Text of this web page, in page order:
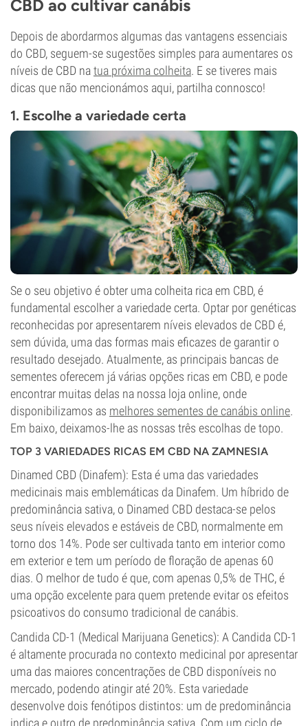
CBD ao cultivar canábis
Depois de abordarmos algumas das vantagens essenciais
do CBD, seguem-se sugestões simples para aumentares os
níveis de CBD natua próxima colheita. E se tiveres mais
dicas que não mencionámos aqui, partilha connosco!
1. Escolhe a variedade certa
Se o seu objetivo é obter uma colheita rica em CBD, é
fundamental escolher a variedade certa. Optar por genéticas
reconhecidas por apresentarem níveis elevados de CBD é,
sem dúvida, uma das formas mais eficazes de garantir o
resultado desejado. Atualmente, as principais bancas de
sementes oferecem já várias opções ricas em CBD, e pode
encontrar muitas delas na nossa loja online, onde
disponibilizamos as melhores sementes de canábis online.
Em baixo, deixamos-lhe as nossas três escolhas de topo.
TOP 3 VARIEDADES RICAS EM CBD NA ZAMNESIA
Dinamed CBD (Dinafem): Esta é uma das variedades
medicinais mais emblemáticas da Dinafem. Um híbrido de
predominância sativa, o Dinamed CBD destaca-se pelos
seus níveis elevados e estáveis de CBD, normalmente em
torno dos 14%. Pode ser cultivada tanto em interior como
em exterior e tem um período de floração de apenas 60
dias. O melhor de tudo é que, com apenas 0,5% de THC, é
uma opção excelente para quem pretende evitar os efeitos
psicoativos do consumo tradicional de canábis.
Candida CD-1 (Medical Marijuana Genetics): A Candida CD-1
é altamente procurada no contexto medicinal por apresentar
uma das maiores concentrações de CBD disponíveis no
mercado, podendo atingir até 20%. Esta variedade
desenvolve dois fenótipos distintos: um de predominância
indica e outro de predominância sativa. Com um ciclo de